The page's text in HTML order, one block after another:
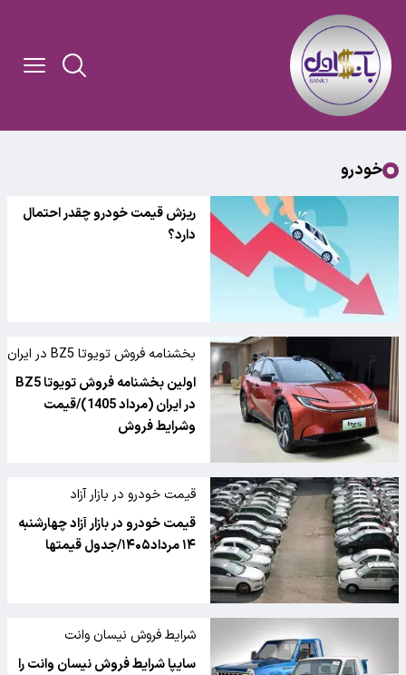
خودرو
ریزش قیمت خودرو چقدر احتمال
دارد؟
بخشنامه فروش تویوتا BZ5 در ایران
اولین بخشنامه فروش تویوتا BZ5
در ایران (مرداد 1405)/قیمت
وشرایط فروش
قیمت خودرو در بازار آزاد
قیمت خودرو در بازار آزاد چهارشنبه
۱۴ مرداد۱۴۰۵/جدول قیمتها
شرایط فروش نیسان وانت
سایپا شرایط فروش نیسان وانت را